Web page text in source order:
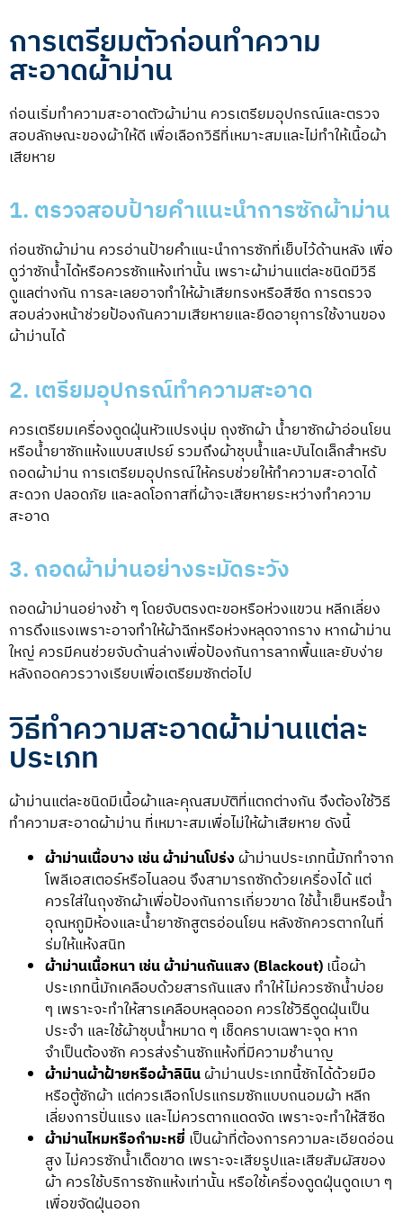
การเตรียมตัวก่อนทำความ
สะอาดผ้าม่าน
ก่อนเริ่มทำความสะอาดตัวผ้าม่าน ควรเตรียมอุปกรณ์และตรวจ
สอบลักษณะของผ้าให้ดี เพื่อเลือกวิธีที่เหมาะสมและไม่ทำให้เนื้อผ้า
เสียหาย
1. ตรวจสอบป้ายคำแนะนำการซักผ้าม่าน
ก่อนซักผ้าม่าน ควรอ่านป้ายคำแนะนำการซักที่เย็บไว้ด้านหลัง เพื่อ
ดูว่าซักน้ำได้หรือควรซักแห้งเท่านั้น เพราะผ้าม่านแต่ละชนิดมีวิธี
ดูแลต่างกัน การละเลยอาจทำให้ผ้าเสียทรงหรือสีซีด การตรวจ
สอบล่วงหน้าช่วยป้องกันความเสียหายและยืดอายุการใช้งานของ
ผ้าม่านได้
2. เตรียมอุปกรณ์ทำความสะอาด
ควรเตรียมเครื่องดูดฝุ่นหัวแปรงนุ่ม ถุงซักผ้า น้ำยาซักผ้าอ่อนโยน
หรือน้ำยาซักแห้งแบบสเปรย์ รวมถึงผ้าชุบน้ำและบันไดเล็กสำหรับ
ถอดผ้าม่าน การเตรียมอุปกรณ์ให้ครบช่วยให้ทำความสะอาดได้
สะดวก ปลอดภัย และลดโอกาสที่ผ้าจะเสียหายระหว่างทำความ
สะอาด
3. ถอดผ้าม่านอย่างระมัดระวัง
ถอดผ้าม่านอย่างช้า ๆ โดยจับตรงตะขอหรือห่วงแขวน หลีกเลี่ยง
การดึงแรงเพราะอาจทำให้ผ้าฉีกหรือห่วงหลุดจากราง หากผ้าม่าน
ใหญ่ ควรมีคนช่วยจับด้านล่างเพื่อป้องกันการลากพื้นและยับง่าย
หลังถอดควรวางเรียบเพื่อเตรียมซักต่อไป
วิธีทำความสะอาดผ้าม่านแต่ละ
ประเภท
ผ้าม่านแต่ละชนิดมีเนื้อผ้าและคุณสมบัติที่แตกต่างกัน จึงต้องใช้วิธี
ทำความสะอาดผ้าม่าน ที่เหมาะสมเพื่อไม่ให้ผ้าเสียหาย ดังนี้
ผ้าม่านเนื้อบาง เช่น ผ้าม่านโปร่งผ้าม่านประเภทนี้มักทำจาก
โพลีเอสเตอร์หรือไนลอน จึงสามารถซักด้วยเครื่องได้ แต่
ควรใส่ในถุงซักผ้าเพื่อป้องกันการเกี่ยวขาด ใช้น้ำเย็นหรือน้ำ
อุณหภูมิห้องและน้ำยาซักสูตรอ่อนโยน หลังซักควรตากในที่
ร่มให้แห้งสนิท
ผ้าม่านเนื้อหนา เช่น ผ้าม่านกันแสง (Blackout)เนื้อผ้า
ประเภทนี้มักเคลือบด้วยสารกันแสง ทำให้ไม่ควรซักน้ำบ่อย
ๆ เพราะจะทำให้สารเคลือบหลุดออก ควรใช้วิธีดูดฝุ่นเป็น
ประจำ และใช้ผ้าชุบน้ำหมาด ๆ เช็ดคราบเฉพาะจุด หาก
จำเป็นต้องซัก ควรส่งร้านซักแห้งที่มีความชำนาญ
ผ้าม่านผ้าฝ้ายหรือผ้าลินินผ้าม่านประเภทนี้ซักได้ด้วยมือ
หรือตู้ซักผ้า แต่ควรเลือกโปรแกรมซักแบบถนอมผ้า หลีก
เลี่ยงการปั่นแรง และไม่ควรตากแดดจัด เพราะจะทำให้สีซีด
ผ้าม่านไหมหรือกำมะหยี่ เป็นผ้าที่ต้องการความละเอียดอ่อน
สูง ไม่ควรซักน้ำเด็ดขาด เพราะจะเสียรูปและเสียสัมผัสของ
ผ้า ควรใช้บริการซักแห้งเท่านั้น หรือใช้เครื่องดูดฝุ่นดูดเบา ๆ
เพื่อขจัดฝุ่นออก